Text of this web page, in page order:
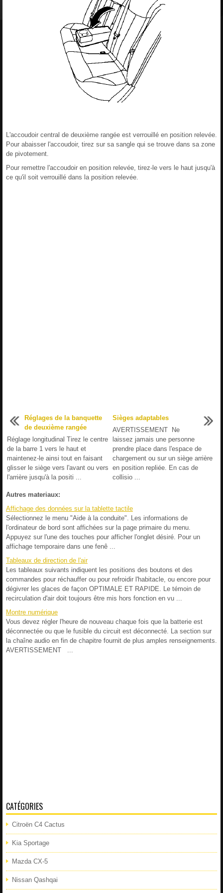
L'accoudoir central de deuxième rangée est verrouillé en position relevée.
Pour abaisser l'accoudoir, tirez sur sa sangle qui se trouve dans sa zone
de pivotement.
Pour remettre l'accoudoir en position relevée, tirez-le vers le haut jusqu'à
ce qu'il soit verrouillé dans la position relevée.
Réglages de la banquette
de deuxième rangée
Réglage longitudinal Tirez le centre
de la barre 1 vers le haut et
maintenez-le ainsi tout en faisant
glisser le siège vers l'avant ou vers
l'arrière jusqu'à la positi ...
Sièges adaptables
AVERTISSEMENT Ne
laissez jamais une personne
prendre place dans l'espace de
chargement ou sur un siège arrière
en position repliée. En cas de
collisio ...
Autres materiaux:
Affichage des données sur la tablette tactile
Sélectionnez le menu "Aide à la conduite". Les informations de
l'ordinateur de bord sont affichées sur la page primaire du menu.
Appuyez sur l'une des touches pour afficher l'onglet désiré. Pour un
affichage temporaire dans une fenê ...
Tableaux de direction de l'air
Les tableaux suivants indiquent les positions des boutons et des
commandes pour réchauffer ou pour refroidir l'habitacle, ou encore pour
dégivrer les glaces de façon OPTIMALE ET RAPIDE. Le témoin de
recirculation d'air doit toujours être mis hors fonction en vu ...
Montre numérique
Vous devez régler l'heure de nouveau chaque fois que la batterie est
déconnectée ou que le fusible du circuit est déconnecté. La section sur
la chaîne audio en fin de chapitre fournit de plus amples renseignements.
AVERTISSEMENT ...
CATÉGORIES
Citroën C4 Cactus
Kia Sportage
Mazda CX-5
Nissan Qashqai